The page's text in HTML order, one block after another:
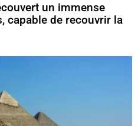
un immense
capable de recouvrir la